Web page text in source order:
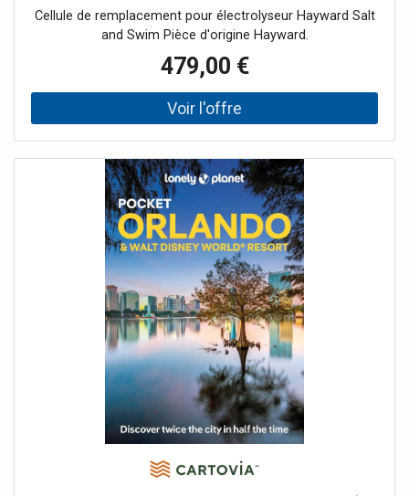
Cellule de remplacement pour électrolyseur Hayward Salt
and Swim Pièce d'origine Hayward.
479,00 €